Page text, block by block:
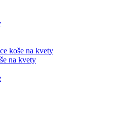
koše na kvety
na kvety